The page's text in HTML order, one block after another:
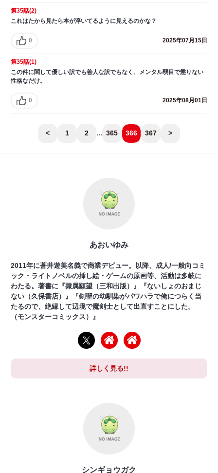
第35話(2)
これはたから見たら本が浮いてるように見えるのかな？
0 2025年07月15日
第35話(1)
この件に関して優しい訳でも善人な訳でもなく、メンタル弱目で懲りない
性格なだけ。
0 2025年08月01日
< 1 2 ... 365 366 367 >
あおいゆみ
2011年に蒼井遊美名義で商業デビュー。以降、成人/一般向コミ
ック・ライトノベルの挿し絵・ゲームの原画等、活動は多岐に
わたる。著書に『隷属願望（三和出版）』『ないしょのおまじ
ない（久保書店）』『剣聖の幼馴染がパワハラで俺につらく当
たるので、絶縁して辺境で魔剣士として出直すことにした。
（モンスターコミックス）』
詳しく見る!!
シンギョウガク